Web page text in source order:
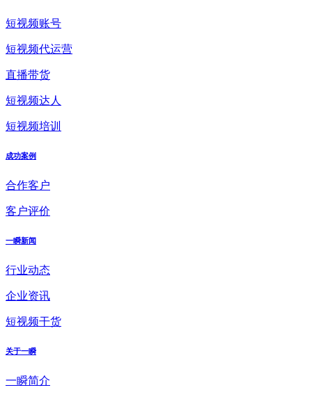
短视频账号
短视频代运营
直播带货
短视频达人
短视频培训
成功案例
合作客户
客户评价
一瞬新闻
行业动态
企业资讯
短视频干货
关于一瞬
一瞬简介